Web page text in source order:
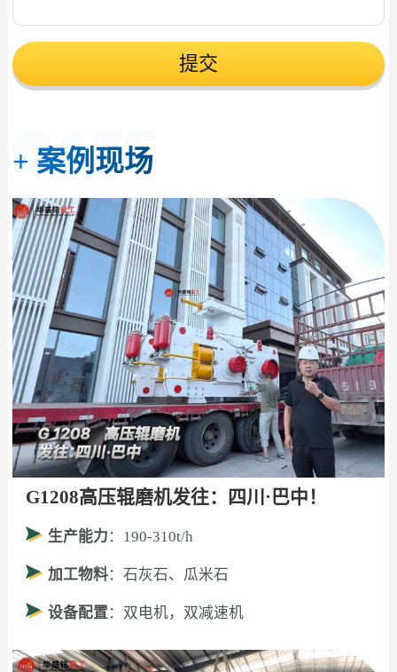
提交
+ 案例现场
G1208高压辊磨机发往：四川·巴中！
生产能力 ：190-310t/h
加工物料：石灰石、瓜米石
设备配置：双电机，双减速机